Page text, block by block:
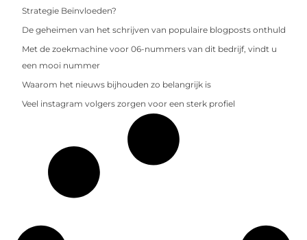
Strategie Beïnvloeden?
De geheimen van het schrijven van populaire blogposts onthuld
Met de zoekmachine voor 06-nummers van dit bedrijf, vindt u
een mooi nummer
Waarom het nieuws bijhouden zo belangrijk is
Veel instagram volgers zorgen voor een sterk profiel